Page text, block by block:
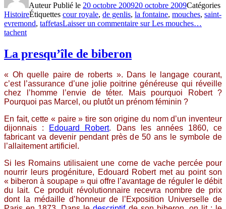
AuteurPublié le 20 octobre 200920 octobre 2009Catégories
HistoireÉtiquettes cour royale, de genlis, la fontaine, mouches, saint-
evremond, taffetasLaisser un commentaire sur Les mouches…
tachent
La presqu’île de biberon
« Oh quelle paire de roberts ». Dans le langage courant,
c’est l’assurance d’une jolie poitrine généreuse qui réveille
chez l’homme l’envie de téter. Mais pourquoi Robert ?
Pourquoi pas Marcel, ou plutôt un prénom féminin ?
En fait, cette « paire » tire son origine du nom d’un inventeur
dijonnais :
Edouard Robert. Dans les années 1860, ce
fabricant va devenir pendant près de 50 ans le symbole de
l’allaitement artificiel.
Si les Romains utilisaient une corne de vache percée pour
nourrir leurs progéniture, Edouard Robert met au point son
« biberon à soupape » qui offre l’avantage de réguler le débit
du lait. Ce produit révolutionnaire recevra nombre de prix
dont la médaille d’honneur de l’Exposition Universelle de